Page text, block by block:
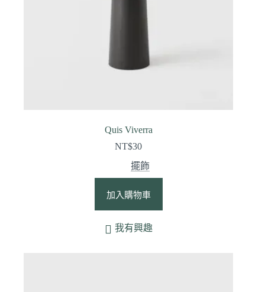
Quis Viverra
NT$30
擺飾
加入購物車
我有興趣